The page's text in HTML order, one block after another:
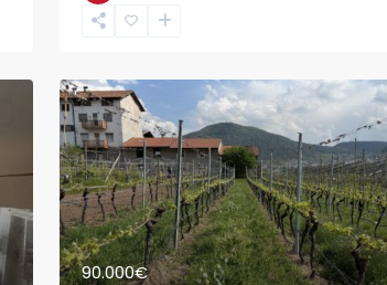
90.000€